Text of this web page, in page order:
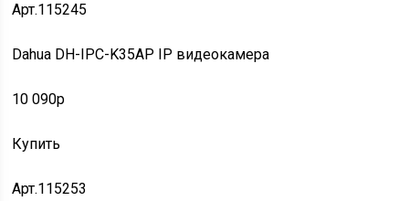
Арт.115245
Dahua DH-IPC-K35AP IP видеокамера
10 090p
Купить
Арт.115253